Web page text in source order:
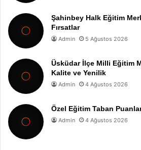
Şahinbey Halk Eğitim
Fırsatlar
Admin 5 Ağustos 2026
Üsküdar İlçe Milli Eğitim
Kalite ve Yenilik
Admin 4 Ağustos 2026
Özel Eğitim Taban
Admin 4 Ağustos 2026